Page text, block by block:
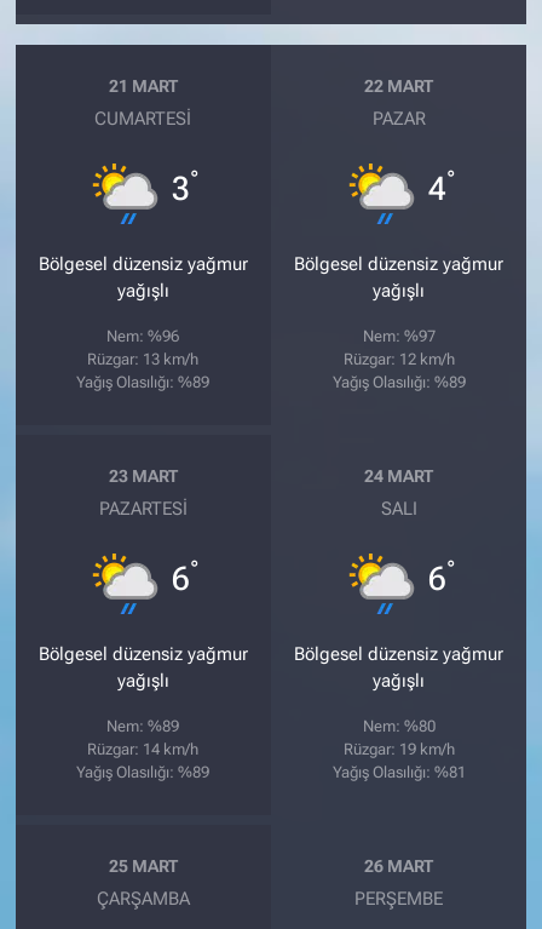
21 MART
CUMARTESI
3°
Bölgesel düzensiz yağmur
yağışlı
Nem: %96
Rüzgar: 13 km/h
Yağış Olasılığı: %89
22 MART
PAZAR
4°
Bölgesel düzensiz yağmur
yağışlı
Nem: %97
Rüzgar: 12 km/h
Yağış Olasılığı: %89
23 MART
PAZARTESI
6°
Bölgesel düzensiz yağmur
yağışlı
Nem: %89
Rüzgar: 14 km/h
Yağış Olasılığı: %89
24 MART
SALI
6°
Bölgesel düzensiz yağmur
yağışlı
Nem: %80
Rüzgar: 19 km/h
Yağış Olasılığı: %81
25 MART
ÇARŞAMBA
26 MART
PERŞEMBE